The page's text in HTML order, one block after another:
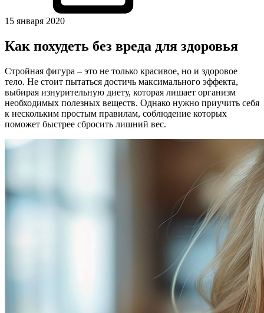
15 января 2020
Как похудеть без вреда для здоровья
Стройная фигура – это не только красивое, но и здоровое
тело. Не стоит пытаться достичь максимального эффекта,
выбирая изнурительную диету, которая лишает организм
необходимых полезных веществ. Однако нужно приучить себя
к нескольким простым правилам, соблюдение которых
поможет быстрее сбросить лишний вес.